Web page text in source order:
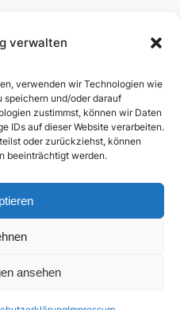
verwalten
verwenden wir Technologien wie
speichern und/oder darauf
zustimmst, können wir Daten
IDs auf dieser Website verarbeiten.
oder zurückziehst, können
beeinträchtigt werden.
ansehen
Kant-
→
Dialog Mitglieder